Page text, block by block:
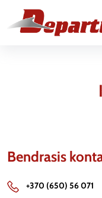
Paslaugos
Priekabų remontas
Bendrasis
+370 (650) 56 071